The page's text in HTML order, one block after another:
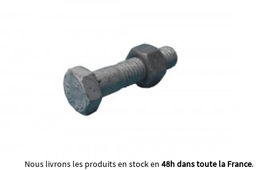
Nous livrons les produits en stock en 48h dans toute la France.